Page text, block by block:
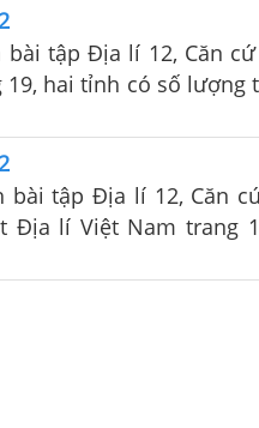
bài tập Địa lí 12, Căn
hai tỉnh có số lượng
bài tập Địa lí 12, Căn
Địa lí Việt Nam trang
ngành chăn nuôi